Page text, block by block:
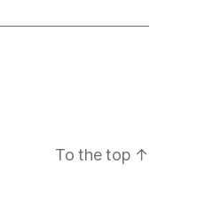
To the top ↑